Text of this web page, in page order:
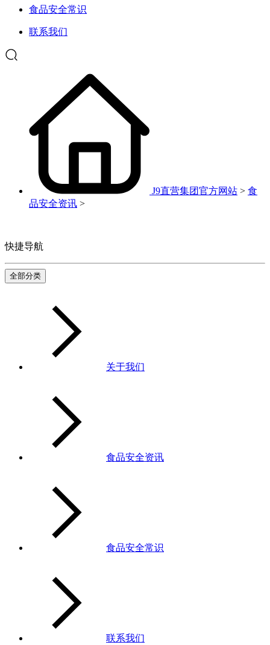
食品安全常识
联系我们
J9直营集团官方网站 > 食
品安全资讯 >
快捷导航
全部分类
关于我们
食品安全资讯
食品安全常识
联系我们